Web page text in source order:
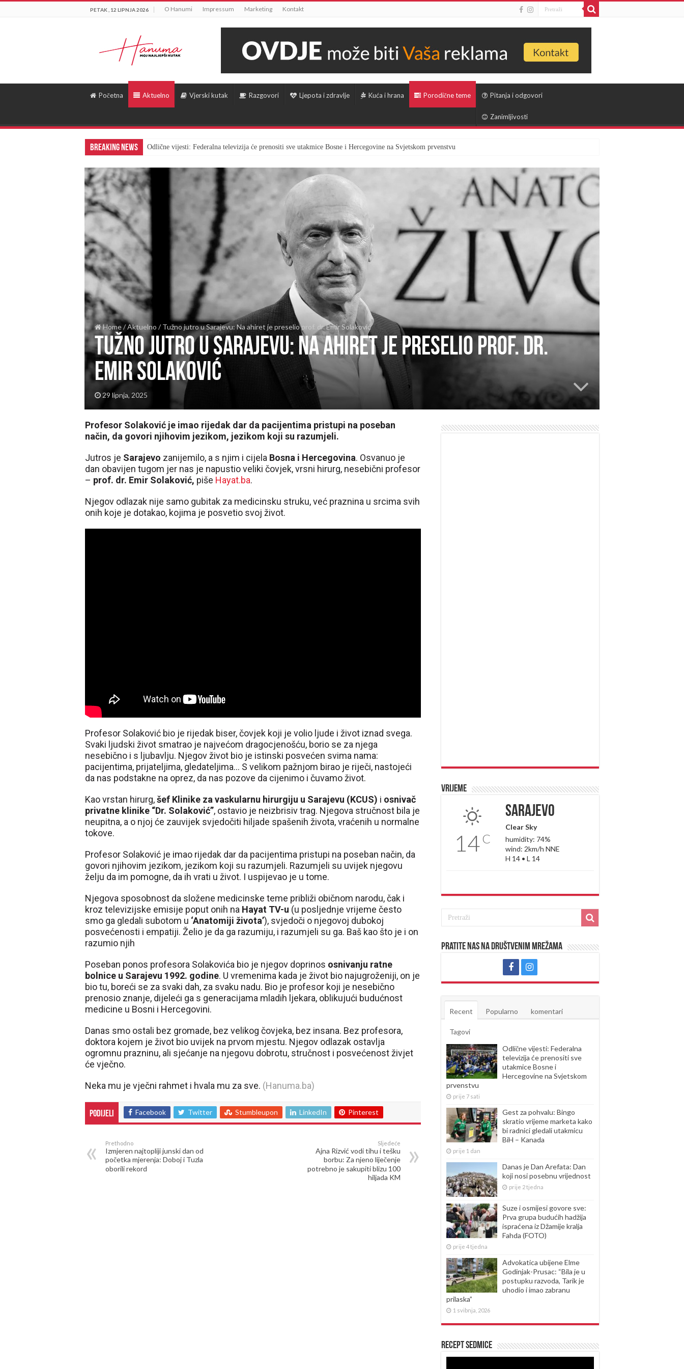
PETAK , 12 LIPNJA 2026 O Hanumi Impressum Marketing Kontakt
Početna Aktuelno Vjerski kutak Razgovori Ljepota i zdravlje Kuća i hrana Porodične teme Pitanja i odgovori
Zanimljivosti
Breaking News Odlične vijesti: Federalna televizija će prenositi sve utakmice Bosne i Hercegovine na Svjetskom prvenstvu
Home/Aktuelno / Tužno jutro u Sarajevu: Na ahiret je preselio prof. dr. Emir Solaković
Tužno jutro u Sarajevu: Na ahiret je preselio prof. dr.
Emir Solaković
29 lipnja, 2025
Profesor Solaković je imao rijedak dar da pacijentima pristupi na poseban
način, da govori njihovim jezikom, jezikom koji su razumjeli.
Jutros je Sarajevo zanijemilo, a s njim i cijela Bosna i Hercegovina. Osvanuo je
dan obavijen tugom jer nas je napustio veliki čovjek, vrsni hirurg, nesebični profesor
– prof. dr. Emir Solaković, piše Hayat.ba.
Njegov odlazak nije samo gubitak za medicinsku struku, već praznina u srcima svih
onih koje je dotakao, kojima je posvetio svoj život.
Profesor Solaković bio je rijedak biser, čovjek koji je volio ljude i život iznad svega.
Svaki ljudski život smatrao je najvećom dragocjenošću, borio se za njega
nesebično i s ljubavlju. Njegov život bio je istinski posvećen svima nama:
pacijentima, prijateljima, gledateljima… S velikom pažnjom birao je riječi, nastojeći
da nas podstakne na oprez, da nas pozove da cijenimo i čuvamo život.
Kao vrstan hirurg,šef Klinike za vaskularnu hirurgiju u Sarajevu (KCUS) i osnivač
privatne klinike “Dr. Solaković”, ostavio je neizbrisiv trag. Njegova stručnost bila je
neupitna, a o njoj će zauvijek svjedočiti hiljade spašenih života, vraćenih u normalne
tokove.
Profesor Solaković je imao rijedak dar da pacijentima pristupi na poseban način, da
govori njihovim jezikom, jezikom koji su razumjeli. Razumjeli su uvijek njegovu
želju da im pomogne, da ih vrati u život. I uspijevao je u tome.
Njegova sposobnost da složene medicinske teme približi običnom narodu, čak i
kroz televizijske emisije poput onih na Hayat TV-u (u posljednje vrijeme često
smo ga gledali subotom u ‘Anatomiji života’), svjedoči o njegovoj dubokoj
posvećenosti i empatiji. Želio je da ga razumiju, i razumjeli su ga. Baš kao što je i on
razumio njih
Poseban ponos profesora Solakovića bio je njegov doprinos osnivanju ratne
bolnice u Sarajevu 1992. godine. U vremenima kada je život bio najugroženiji, on je
bio tu, boreći se za svaki dah, za svaku nadu. Bio je profesor koji je nesebično
prenosio znanje, dijeleći ga s generacijama mladih ljekara, oblikujući budućnost
medicine u Bosni i Hercegovini.
Danas smo ostali bez gromade, bez velikog čovjeka, bez insana. Bez profesora,
doktora kojem je život bio uvijek na prvom mjestu. Njegov odlazak ostavlja
ogromnu prazninu, ali sjećanje na njegovu dobrotu, stručnost i posvećenost živjet
će vječno.
Neka mu je vječni rahmet i hvala mu za sve. (Hanuma.ba)
Podijeli Facebook Twitter Stumbleupon LinkedIn Pinterest
Prethodno
Izmjeren najtopliji junski dan od
početka mjerenja: Doboj i Tuzla
oborili rekord
Sljedeće
Ajna Rizvić vodi tihu i tešku
borbu: Za njeno liječenje
potrebno je sakupiti blizu 100
hiljada KM
Vrijeme
14C
Sarajevo
Clear Sky
humidity: 74%
wind: 2km/h NNE
H 14 • L 14
Pratite nas na društvenim mrežama
Recent Popularno komentari
Tagovi
Odlične vijesti: Federalna
televizija će prenositi sve
utakmice Bosne i
Hercegovine na Svjetskom
prvenstvu
prije 7 sati
Gest za pohvalu: Bingo
skratio vrijeme marketa kako
bi radnici gledali utakmicu
BiH – Kanada
prije 1 dan
Danas je Dan Arefata: Dan
koji nosi posebnu vrijednost
prije 2 tjedna
Suze i osmijesi govore sve:
Prva grupa budućih hadžija
ispraćena iz Džamije kralja
Fahda (FOTO)
prije 4 tjedna
Advokatica ubijene Elme
Godinjak-Prusac: “Bila je u
postupku razvoda, Tarik je
uhodio i imao zabranu
prilaska”
1 svibnja, 2026
Recept sedmice